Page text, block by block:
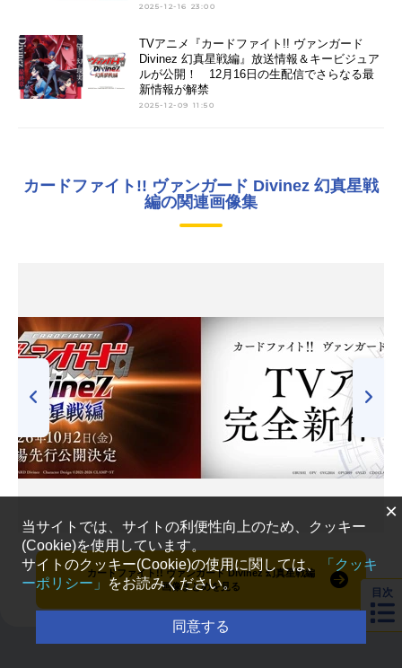
2025-12-16 23:00
TVアニメ『カードファイト!! ヴァンガード
Divinez 幻真星戦編』放送情報＆キービジュア
ルが公開！ 12月16日の生配信でさらなる最
新情報が解禁
2025-12-09 11:50
カードファイト!! ヴァンガード Divinez 幻真星戦
編の関連画像集
カードファイト!! ヴァンガード Divinez 幻真星戦編
画像まとめを見る
目次
×
当サイトでは、サイトの利便性向上のため、クッキー
(Cookie)を使用しています。
サイトのクッキー(Cookie)の使用に関しては、
「クッキ
ーポリシー」
をお読みください。
同意する